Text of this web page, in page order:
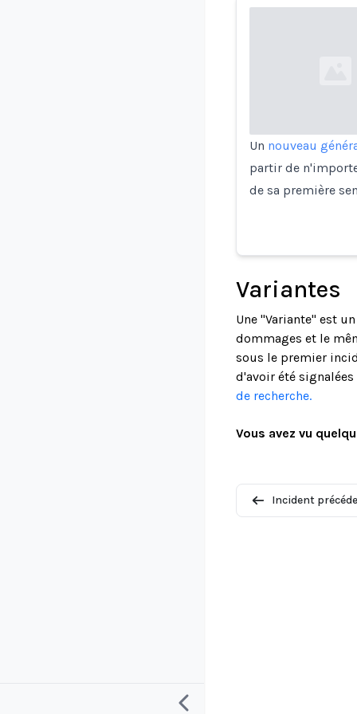
Un nouveau
partir de
de sa première
Variantes
Une "Variante" est
dommages et le
sous le premier
d'avoir été
de recherche.
Vous avez vu
Incident